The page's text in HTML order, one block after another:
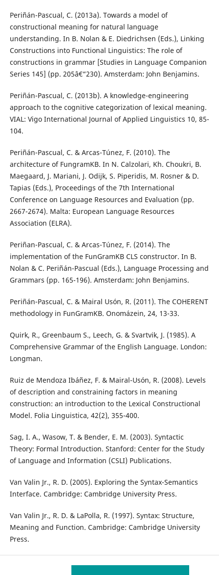
Periñán-Pascual, C. (2013a). Towards a model of
constructional meaning for natural language
understanding. In B. Nolan & E. Diedrichsen (Eds.), Linking
Constructions into Functional Linguistics: The role of
constructions in grammar [Studies in Language Companion
Series 145] (pp. 205â€“230). Amsterdam: John Benjamins.
Periñán-Pascual, C. (2013b). A knowledge-engineering
approach to the cognitive categorization of lexical meaning.
VIAL: Vigo International Journal of Applied Linguistics 10, 85-
104.
Periñán-Pascual, C. & Arcas-Túnez, F. (2010). The
architecture of FungramKB. In N. Calzolari, Kh. Choukri, B.
Maegaard, J. Mariani, J. Odijk, S. Piperidis, M. Rosner & D.
Tapias (Eds.), Proceedings of the 7th International
Conference on Language Resources and Evaluation (pp.
2667-2674). Malta: European Language Resources
Association (ELRA).
Periñan-Pascual, C. & Arcas-Túnez, F. (2014). The
implementation of the FunGramKB CLS constructor. In B.
Nolan & C. Periñán-Pascual (Eds.), Language Processing and
Grammars (pp. 165-196). Amsterdam: John Benjamins.
Periñán-Pascual, C. & Mairal Usón, R. (2011). The COHERENT
methodology in FunGramKB. Onomázein, 24, 13-33.
Quirk, R., Greenbaum S., Leech, G. & Svartvik, J. (1985). A
Comprehensive Grammar of the English Language. London:
Longman.
Ruiz de Mendoza Ibáñez, F. & Mairal-Usón, R. (2008). Levels
of description and constraining factors in meaning
construction: an introduction to the Lexical Constructional
Model. Folia Linguistica, 42(2), 355-400.
Sag, I. A., Wasow, T. & Bender, E. M. (2003). Syntactic
Theory: Formal Introduction. Stanford: Center for the Study
of Language and Information (CSLI) Publications.
Van Valin Jr., R. D. (2005). Exploring the Syntax-Semantics
Interface. Cambridge: Cambridge University Press.
Van Valin Jr., R. D. & LaPolla, R. (1997). Syntax: Structure,
Meaning and Function. Cambridge: Cambridge University
Press.